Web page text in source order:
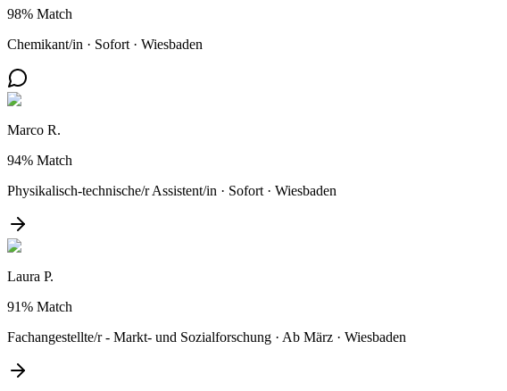
98% Match
Chemikant/in · Sofort · Wiesbaden
Marco R.
94% Match
Physikalisch-technische/r Assistent/in · Sofort · Wiesbaden
Laura P.
91% Match
Fachangestellte/r - Markt- und Sozialforschung · Ab März · Wiesbaden